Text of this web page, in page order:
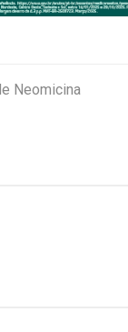
Neomicina